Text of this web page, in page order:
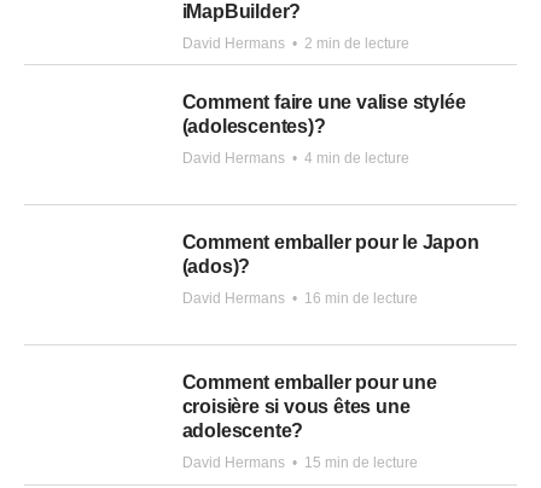
iMapBuilder?
David Hermans • 2 min de lecture
Comment faire une valise stylée
(adolescentes)?
David Hermans • 4 min de lecture
Comment emballer pour le Japon
(ados)?
David Hermans • 16 min de lecture
Comment emballer pour une
croisière si vous êtes une
adolescente?
David Hermans • 15 min de lecture